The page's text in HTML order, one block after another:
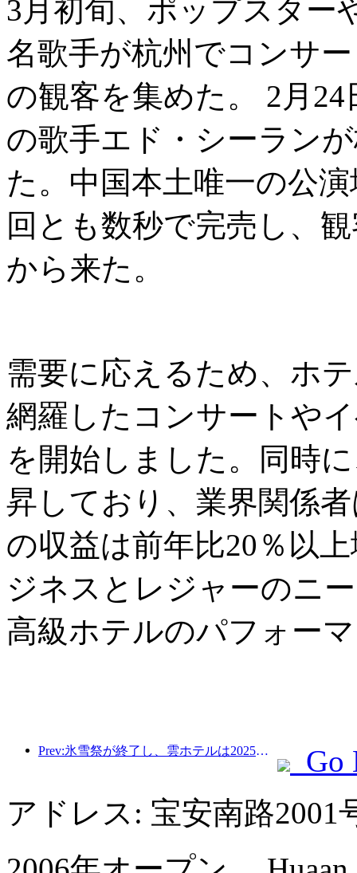
3月初旬、ポップスター
名歌手が杭州でコンサ
の観客を集めた。 2月
の歌手エド・シーラン
た。中国本土唯一の公
回とも数秒で完売し、
から来た。
需要に応えるため、ホ
網羅したコンサートや
を開始しました。同時
昇しており、業界関係
の収益は前年比20％以
ジネスとレジャーのニ
高級ホテルのパフォー
Prev:氷雪祭が終了し、雲ホテルは2025年の最初の「富」の波を持ち帰った
Go
アドレス: 宝安南路2001